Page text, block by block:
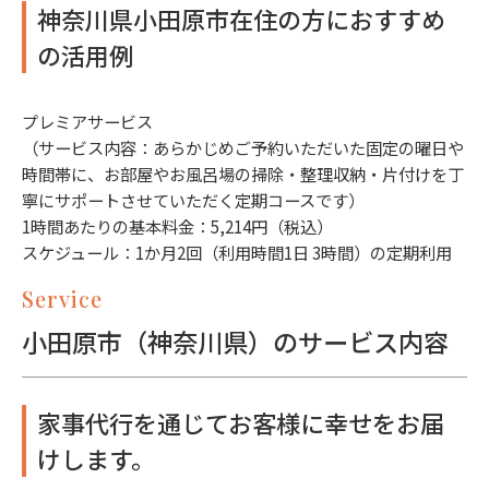
神奈川県小田原市在住の方におすすめ
の活用例
プレミアサービス
（サービス内容：あらかじめご予約いただいた固定の曜日や
時間帯に、お部屋やお風呂場の掃除・整理収納・片付けを丁
寧にサポートさせていただく定期コースです）
1時間あたりの基本料金：5,214円（税込）
スケジュール：1か月2回（利用時間1日 3時間）の定期利用
Service
小田原市（神奈川県）のサービス内容
家事代行を通じてお客様に幸せをお届
けします。